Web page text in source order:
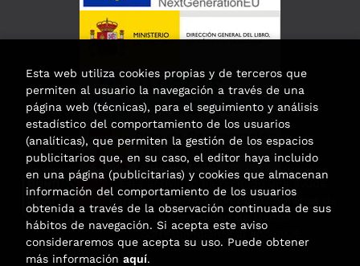
Esta actividad ha recibido una ayuda
para la modernización de las librerías de
la Comunidad de Madrid
correspondiente al año 2025.
Esta web utiliza cookies propias y de terceros que
permiten al usuario la navegación a través de una
página web (técnicas), para el seguimiento y análisis
estadístico del comportamiento de los usuarios
(analíticas), que permiten la gestión de los espacios
publicitarios que, en su caso, el editor haya incluido
en una página (publicitarias) y cookies que almacenan
información del comportamiento de los usuarios
obtenida a través de la observación continuada de sus
hábitos de navegación. Si acepta este aviso
consideraremos que acepta su uso. Puede obtener
más información aquí.